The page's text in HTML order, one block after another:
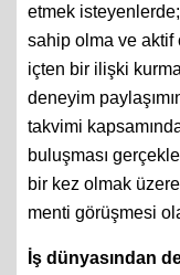
etmek
sahip olma ve aktif
içten bir ilişki
deneyim
takvimi
buluşması
bir kez olmak
menti görüşmesi
İş dünyasından